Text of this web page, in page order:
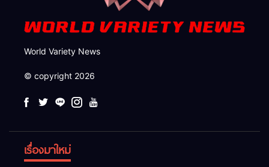
World Variety News
© copyright 2026
เรื่องมาใหม่